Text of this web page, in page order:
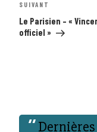
Article
suivant
SUIVANT
Le Parisien – «
officiel »